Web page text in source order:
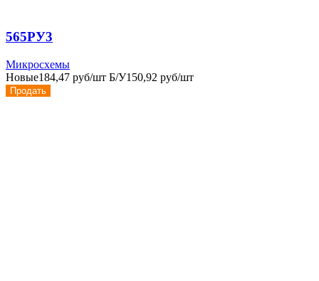
565РУ3
Микросхемы
Новые184,47 руб/шт Б/У150,92 руб/шт
Продать